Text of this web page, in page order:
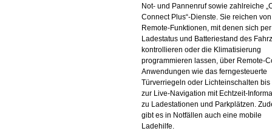
Not- und Pannenruf sowie zahlreiche
Connect Plus“-Dienste. Sie reichen
Remote-Funktionen, mit denen sich
Ladestatus und Batteriestand des
kontrollieren oder die Klimatisierung
programmieren lassen, über Remote-
Anwendungen wie das ferngesteuerte
Türverriegeln oder Lichteinschalten bis
zur Live-Navigation mit Echtzeit-
zu Ladestationen und Parkplätzen.
gibt es in Notfällen auch eine mobile
Ladehilfe.